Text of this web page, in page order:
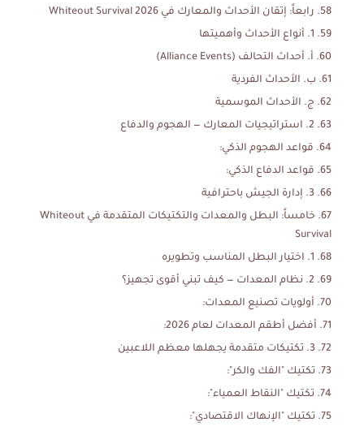
رابعاً: إتقان الأحداث والمعارك في Whiteout Survival 2026
1. أنواع الأحداث وأهميتها
أ. أحداث التحالف (Alliance Events)
ب. الأحداث الفردية
ج. الأحداث الموسمية
2. استراتيجيات المعارك — الهجوم والدفاع
قواعد الهجوم الذكي:
قواعد الدفاع الذكي:
3. إدارة الجيش باحترافية
خامساً: البطل والمعدات والتكتيكات المتقدمة في Whiteout
Survival
1. اختيار البطل المناسب وتطويره
2. نظام المعدات — كيف تبني أقوى تجهيز؟
أولويات تصنيع المعدات:
أفضل أطقم المعدات لعام 2026:
3. تكتيكات متقدمة يجهلها معظم اللاعبين
تكتيك "الفك والكر":
تكتيك "النقاط العمياء":
تكتيك "الإنهاك الاقتصادي":